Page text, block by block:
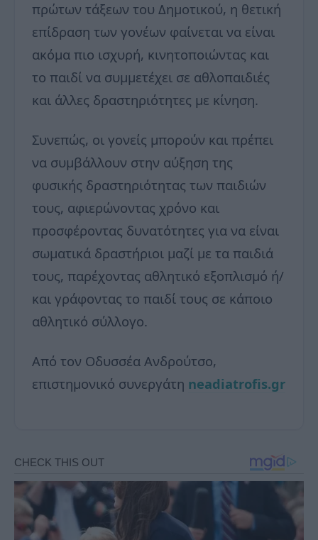
πρώτων τάξεων του Δημοτικού, η θετική
επίδραση των γονέων φαίνεται να είναι
ακόμα πιο ισχυρή, κινητοποιώντας και
το παιδί να συμμετέχει σε αθλοπαιδιές
και άλλες δραστηριότητες με κίνηση.
Συνεπώς, οι γονείς μπορούν και πρέπει
να συμβάλλουν στην αύξηση της
φυσικής δραστηριότητας των παιδιών
τους, αφιερώνοντας χρόνο και
προσφέροντας δυνατότητες για να είναι
σωματικά δραστήριοι μαζί με τα παιδιά
τους, παρέχοντας αθλητικό εξοπλισμό ή/
και γράφοντας το παιδί τους σε κάποιο
αθλητικό σύλλογο.
Από τον Οδυσσέα Ανδρούτσο,
επιστημονικό συνεργάτη neadiatrofis.gr